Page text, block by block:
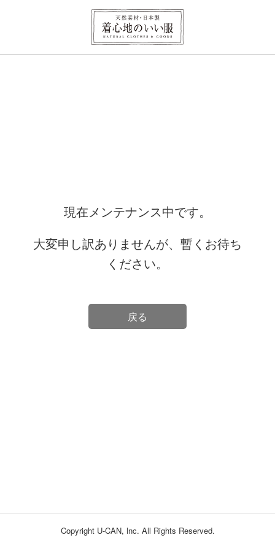
現在メンテナンス中です。
大変申し訳ありませんが、暫くお待ち
ください。
戻る
Copyright U-CAN, lnc. All Rights Reserved.